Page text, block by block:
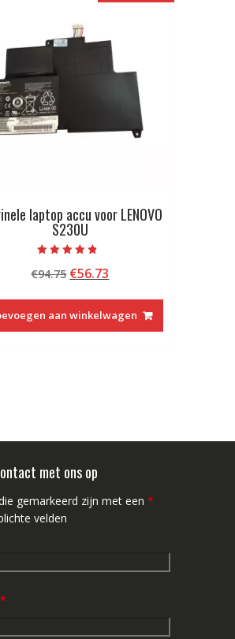
laptop accu voor LENOVO
S230U
met
4.50
€94.75 Oorspronkelijke
was:
€94.75.
€56.73
€56.73.
aan winkelwagen
met ons op
gemarkeerd zijn met een *
velden
*